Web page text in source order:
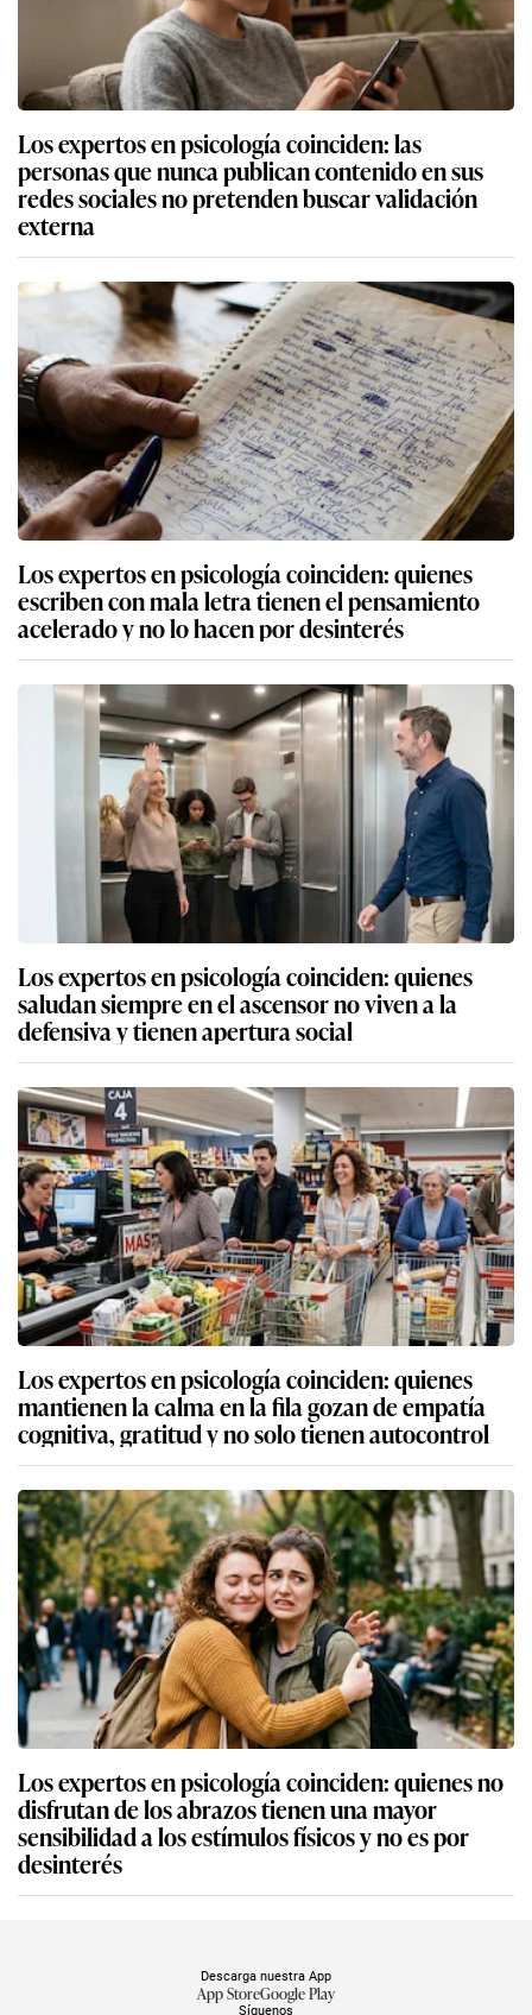
Los expertos en psicología coinciden: las
personas que nunca publican contenido en sus
redes sociales no pretenden buscar validación
externa
Los expertos en psicología coinciden: quienes
escriben con mala letra tienen el pensamiento
acelerado y no lo hacen por desinterés
Los expertos en psicología coinciden: quienes
saludan siempre en el ascensor no viven a la
defensiva y tienen apertura social
Los expertos en psicología coinciden: quienes
mantienen la calma en la fila gozan de empatía
cognitiva, gratitud y no solo tienen autocontrol
Los expertos en psicología coinciden: quienes no
disfrutan de los abrazos tienen una mayor
sensibilidad a los estímulos físicos y no es por
desinterés
Síguenos
Descarga nuestra App
App StoreGoogle Play